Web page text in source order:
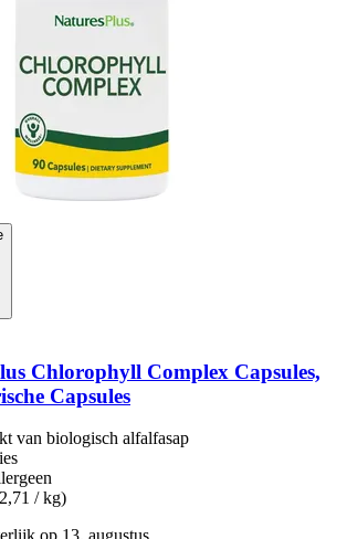
Chlorophyll Complex Capsules,
Capsules
van biologisch alfalfasap
/ kg)